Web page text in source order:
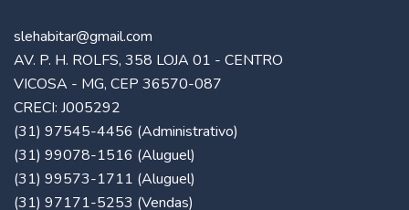
slehabitar@gmail.com
AV. P. H. ROLFS, 358 LOJA 01 - CENTRO
VICOSA - MG, CEP 36570-087
CRECI: J005292
(31) 97545-4456 (Administrativo)
(31) 99078-1516 (Aluguel)
(31) 99573-1711 (Aluguel)
(31) 97171-5253 (Vendas)